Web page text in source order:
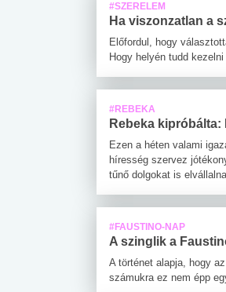
#SZERELEM
Ha viszonzatlan a
Előfordul, hogy
Hogy helyén tudd
#REBEKA
Rebeka
Ezen a héten valami
híresség szervez
tűnő dolgokat is
#FAUSTINO-NAP
A szinglik a
A történet alapja, hogy
számukra ez nem épp